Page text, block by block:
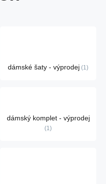
dámské šaty - výprodej 1
dámský komplet - výprodej
1